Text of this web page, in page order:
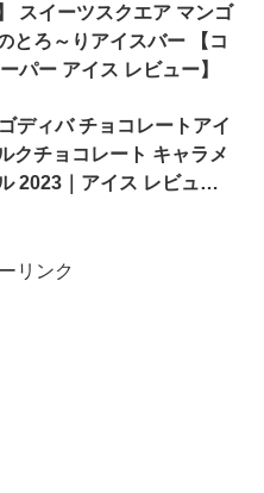
スイーツスクエア マンゴ
とろ～りアイスバー 【コ
パー アイス レビュー】
ディバ チョコレートアイ
クチョコレート キャラメ
2023｜アイス レビュー
リンク